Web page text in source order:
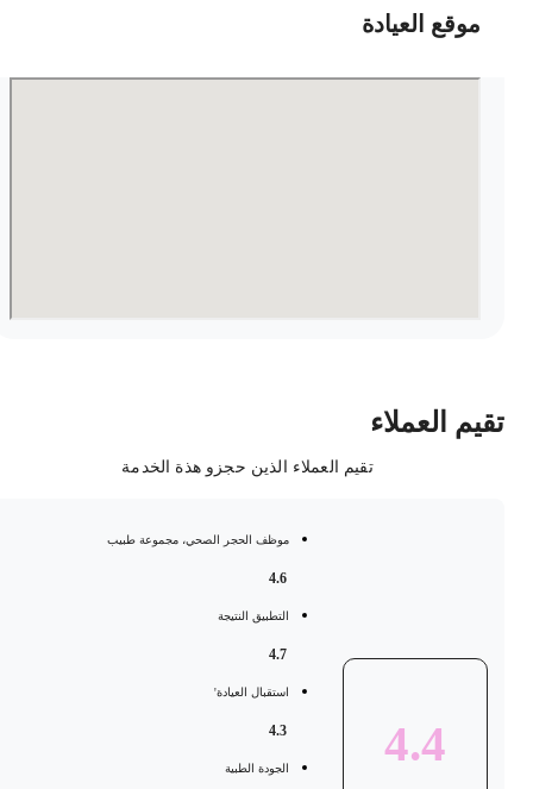
موقع العيادة
العملاء
تقيم العملاء الذين حجزو هذة الخدمة
4.4
موظف الحجر الصحي، مجموعة طبيب
التطبيق النتيجة
استقبال العيادة'
الجودة الطبية